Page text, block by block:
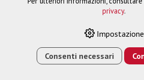
Clik-Clik Extension
› E-SHOP › FTTH/RETE › FTTH
privacy.
Impostazione
Consenti necessari